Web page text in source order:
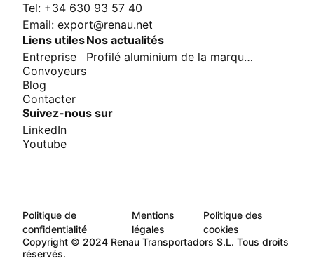
Tel: +34 630 93 57 40
Email: export@renau.net
Liens utiles
Entreprise
Convoyeurs
Blog
Contacter
Nos actualités
Profilé aluminium de la marque Renau
Suivez-nous sur
LinkedIn
Youtube
Copyright © 2024 Renau Transportadors S.L. Tous droits
réservés.
Politique de
confidentialité
Mentions
légales
Politique des
cookies